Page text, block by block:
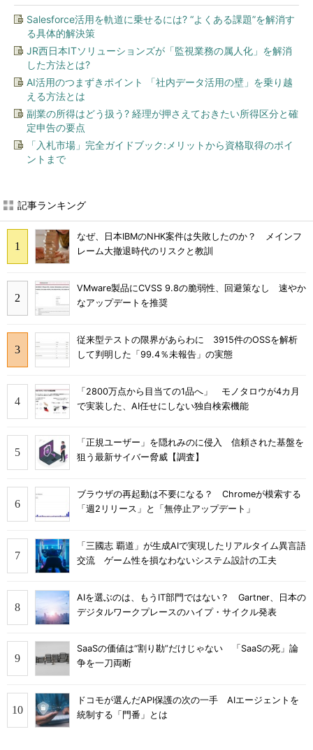
Salesforce活用を軌道に乗せるには? “よくある課題”を解消す
る具体的解決策
JR西日本ITソリューションズが「監視業務の属人化」を解消
した方法とは?
AI活用のつまずきポイント 「社内データ活用の壁」を乗り越
える方法とは
副業の所得はどう扱う? 経理が押さえておきたい所得区分と確
定申告の要点
「入札市場」完全ガイドブック:メリットから資格取得のポイ
ントまで
記事ランキング
なぜ、日本IBMのNHK案件は失敗したのか？ メインフ
レーム大撤退時代のリスクと教訓
VMware製品にCVSS 9.8の脆弱性、回避策なし 速やか
なアップデートを推奨
従来型テストの限界があらわに 3915件のOSSを解析
して判明した「99.4％未報告」の実態
「2800万点から目当ての1品へ」 モノタロウが4カ月
で実装した、AI任せにしない独自検索機能
「正規ユーザー」を隠れみのに侵入 信頼された基盤を
狙う最新サイバー脅威【調査】
ブラウザの再起動は不要になる？ Chromeが模索する
「週2リリース」と「無停止アップデート」
「三國志 覇道」が生成AIで実現したリアルタイム異言語
交流 ゲーム性を損なわないシステム設計の工夫
AIを選ぶのは、もうIT部門ではない？ Gartner、日本の
デジタルワークプレースのハイプ・サイクル発表
SaaSの価値は“割り勘”だけじゃない 「SaaSの死」論
争を一刀両断
ドコモが選んだAPI保護の次の一手 AIエージェントを
統制する「門番」とは